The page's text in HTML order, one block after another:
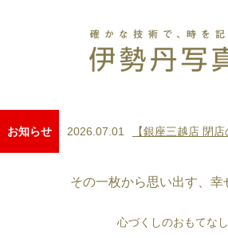
お知らせ 2026.07.01 【銀座三越店 閉店
その一枚から思い出す、幸
心づくしのおもてな